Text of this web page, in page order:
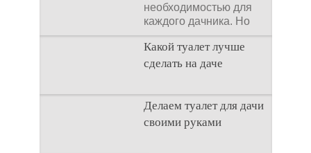
необходимостью для
каждого дачника. Но
многие люди думают,
что
Какой туалет лучше
сделать на даче
Когда люди долгое
время прибывают на
дачном участке, то им
подстраивать все
Делаем туалет для дачи
своими руками